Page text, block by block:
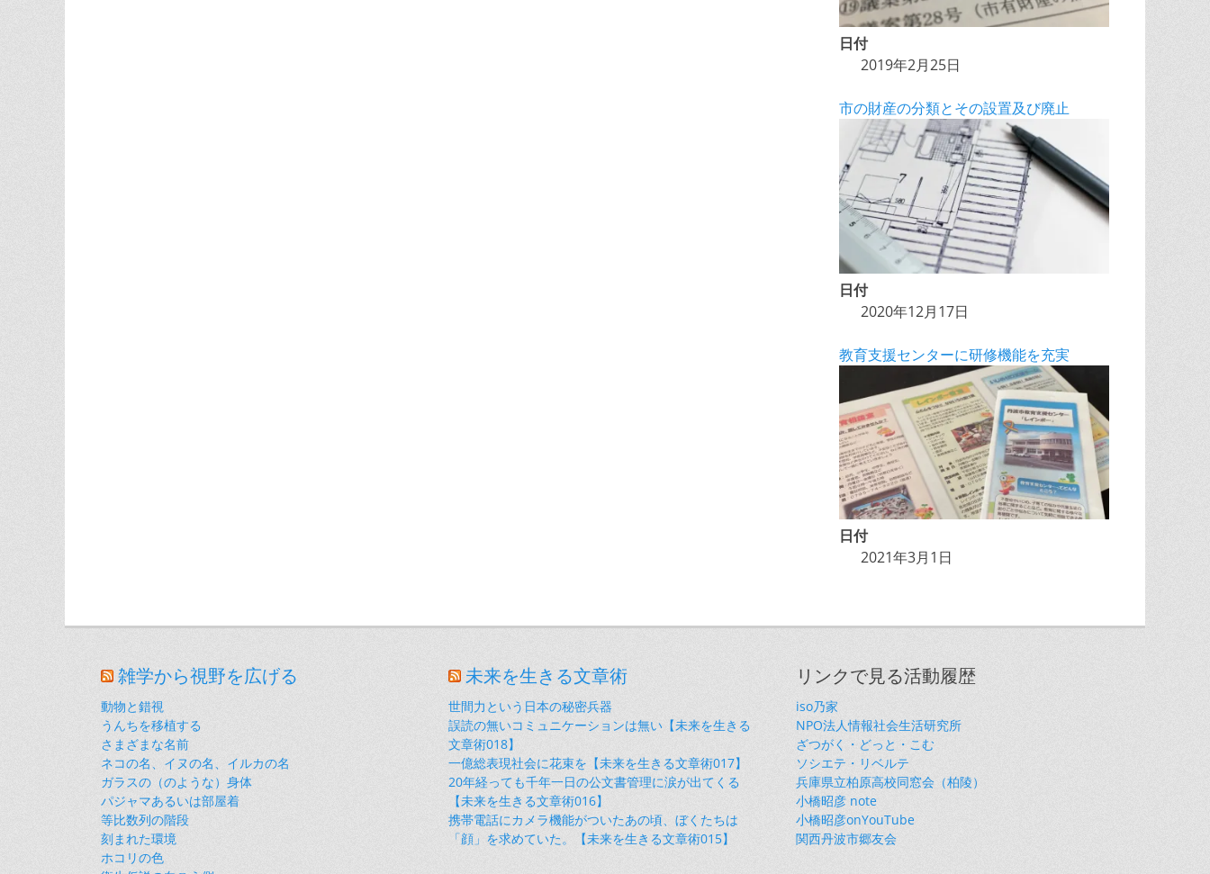
日付
2019年2月25日
市の財産の分類とその設置及び廃止
日付
2020年12月17日
教育支援センターに研修機能を充実
日付
2021年3月1日
雑学から視野を広げる
動物と錯視
うんちを移植する
さまざまな名前
ネコの名、イヌの名、イルカの名
ガラスの（のような）身体
パジャマあるいは部屋着
等比数列の階段
刻まれた環境
ホコリの色
未来を生きる文章術
世間力という日本の秘密兵器
誤読の無いコミュニケーションは無い【未来を生きる
文章術018】
一億総表現社会に花束を【未来を生きる文章術017】
20年経っても千年一日の公文書管理に涙が出てくる
【未来を生きる文章術016】
携帯電話にカメラ機能がついたあの頃、ぼくたちは
「顔」を求めていた。【未来を生きる文章術015】
リンクで見る活動履歴
iso乃家
NPO法人情報社会生活研究所
ざつがく・どっと・こむ
ソシエテ・リベルテ
兵庫県立柏原高校同窓会（柏陵）
小橋昭彦 note
小橋昭彦onYouTube
関西丹波市郷友会